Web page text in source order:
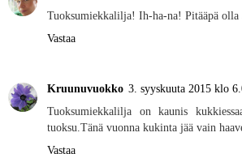
Tuoksumiekkalilja! Ih-ha-na! Pitääpä
Vastaa
Kruunuvuokko 3. syyskuuta 2015 klo
Tuoksumiekkalilja on kaunis
tuoksu.Tänä vuonna kukinta jää vain
Vastaa